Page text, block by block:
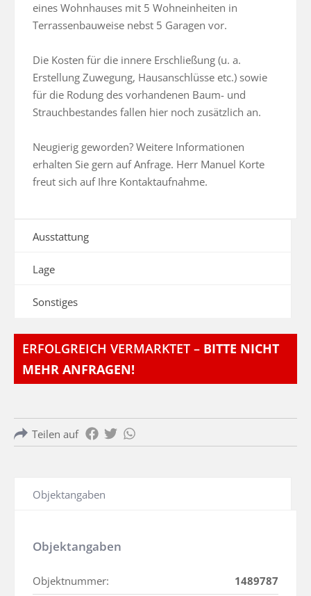
eines Wohnhauses mit 5 Wohneinheiten in
Terrassenbauweise nebst 5 Garagen vor.
Die Kosten für die innere Erschließung (u. a.
Erstellung Zuwegung, Hausanschlüsse etc.) sowie
für die Rodung des vorhandenen Baum- und
Strauchbestandes fallen hier noch zusätzlich an.
Neugierig geworden? Weitere Informationen
erhalten Sie gern auf Anfrage. Herr Manuel Korte
freut sich auf Ihre Kontaktaufnahme.
Ausstattung
Lage
Sonstiges
ERFOLGREICH VERMARKTET – BITTE NICHT
MEHR ANFRAGEN!
Teilen auf
Objektangaben
Objektangaben
Objektnummer:
1489787